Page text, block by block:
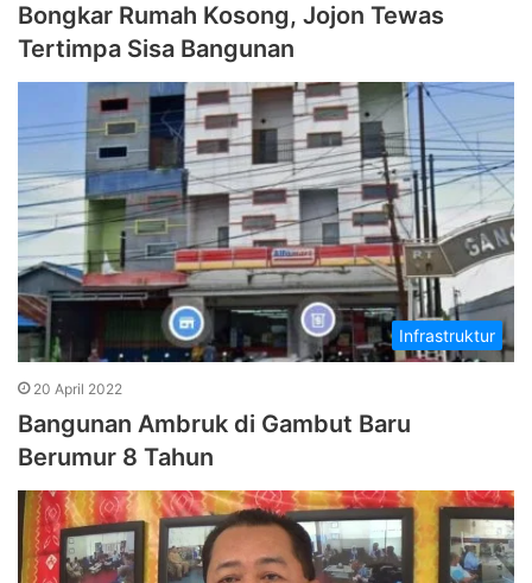
Bongkar Rumah Kosong, Jojon Tewas
Tertimpa Sisa Bangunan
Infrastruktur
20 April 2022
Bangunan Ambruk di Gambut Baru
Berumur 8 Tahun